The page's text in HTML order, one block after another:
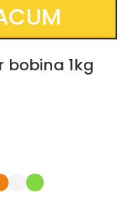
bobina 1kg